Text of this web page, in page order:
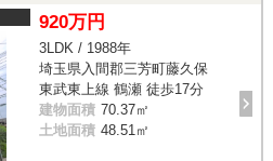
920万円
3LDK / 1988年
埼玉県入間郡三芳町藤久保
東武東上線 鶴瀬 徒歩17分
建物面積 70.37㎡
土地面積 48.51㎡